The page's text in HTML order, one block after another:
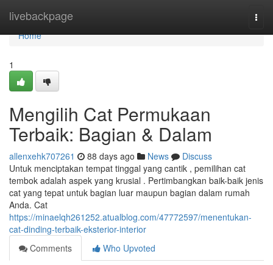
livebackpage
Home
Home
1
Mengilih Cat Permukaan
Terbaik: Bagian & Dalam
allenxehk707261 88 days ago News
Discuss
Untuk menciptakan tempat tinggal yang cantik , pemilihan cat
tembok adalah aspek yang krusial . Pertimbangkan baik-baik jenis
cat yang tepat untuk bagian luar maupun bagian dalam rumah
Anda. Cat
https://minaelqh261252.atualblog.com/47772597/menentukan-
cat-dinding-terbaik-eksterior-interior
Comments
Who Upvoted